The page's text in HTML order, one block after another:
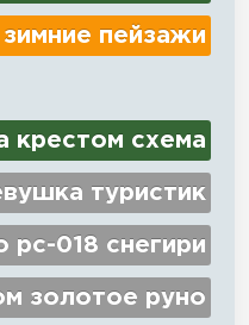
пейзажи
крестом схема
туристик
рс-018 снегири
золотое руно